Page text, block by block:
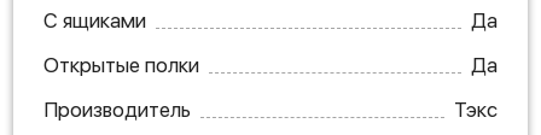
С ящиками
Да
Открытые полки
Да
Производитель
Тэкс